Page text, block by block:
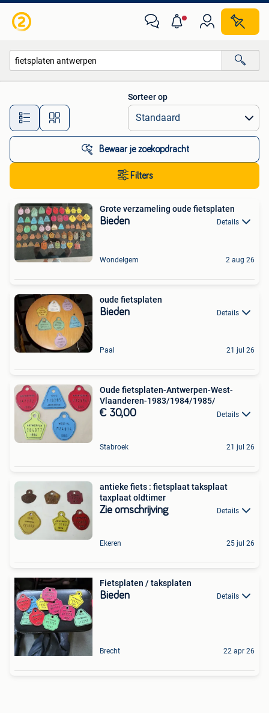
Alle afstanden…
Sorteer op
Bewaar je zoekopdracht
Filters
Grote verzameling oude fietsplaten
Bieden Details
Wondelgem 2 aug 26
oude fietsplaten
Bieden Details
Paal 21 jul 26
Oude fietsplaten-Antwerpen-West-
Vlaanderen-1983/1984/1985/
€ 30,00 Details
Stabroek 21 jul 26
antieke fiets : fietsplaat taksplaat
taxplaat oldtimer
Zie omschrijving Details
Ekeren 25 jul 26
Fietsplaten / taksplaten
Bieden Details
Brecht 22 apr 26